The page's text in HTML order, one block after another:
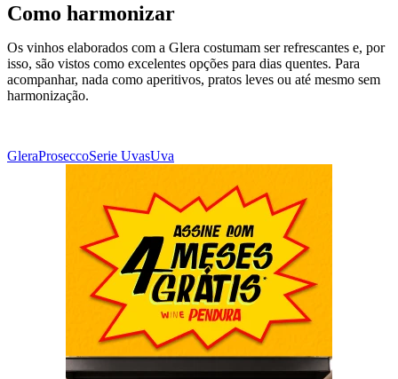
Como harmonizar
Os vinhos elaborados com a Glera costumam ser refrescantes e, por
isso, são vistos como excelentes opções para dias quentes. Para
acompanhar, nada como aperitivos, pratos leves ou até mesmo sem
harmonização.
GleraProseccoSerie UvasUva